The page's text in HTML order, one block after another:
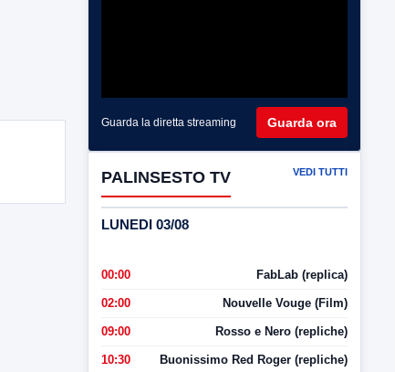
Guarda la diretta streaming Guarda ora
PALINSESTO TV VEDI TUTTI
LUNEDI 03/08
00:00 FabLab (replica)
02:00 Nouvelle Vouge (Film)
09:00 Rosso e Nero (repliche)
10:30 Buonissimo Red Roger (repliche)